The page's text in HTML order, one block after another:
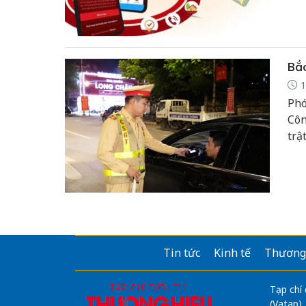
Tin tức Kinh tế
Tạp chí